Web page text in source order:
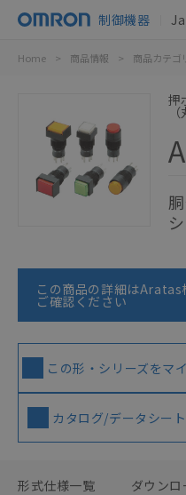
制御機器
Home > 商品情報 > 商品カテゴ
押
この商品の詳細はAratas
ご確認ください
この形・シリーズをマ
カタログ/データシー
形式仕様一覧 ダウン